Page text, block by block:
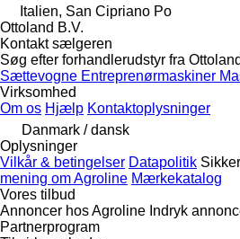
Italien, San Cipriano Po
Ottoland B.V.
Kontakt sælgeren
Søg efter forhandlerudstyr fra
Sættevogne Entreprenørmaskiner
Virksomhed
Om os Hjælp Kontaktoplysninger
Danmark / dansk
Oplysninger
Vilkår & betingelser Datapolitik
mening om Agroline Mærkekatalog
Vores tilbud
Annoncer hos Agroline Indryk
Partnerprogram